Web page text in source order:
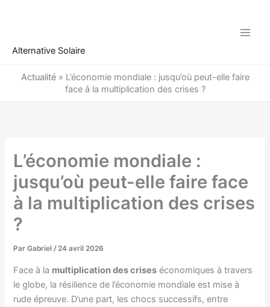
Alternative Solaire
Actualité» L’économie mondiale : jusqu’où peut-elle faire
face à la multiplication des crises ?
L’économie mondiale :
jusqu’où peut-elle faire face
à la multiplication des crises
?
ParGabriel/24 avril 2026
Face à la multiplication des crises économiques à travers
le globe, la résilience de l’économie mondiale est mise à
rude épreuve. D’une part, les chocs successifs, entre